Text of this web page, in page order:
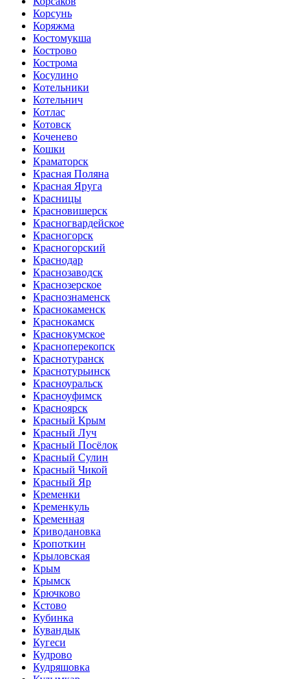
Корсунь
Коряжма
Костомукша
Кострово
Кострома
Косулино
Котельники
Котельнич
Котлас
Котовск
Коченево
Кошки
Краматорск
Красная Поляна
Красная Яруга
Красницы
Красновишерск
Красногвардейское
Красногорск
Красногорский
Краснодар
Краснозаводск
Краснозерское
Краснознаменск
Краснокаменск
Краснокамск
Краснокумское
Красноперекопск
Краснотуранск
Краснотурьинск
Красноуральск
Красноуфимск
Красноярск
Красный Крым
Красный Луч
Красный Посёлок
Красный Сулин
Красный Чикой
Красный Яр
Кременки
Кременкуль
Кременная
Криводановка
Кропоткин
Крыловская
Крым
Крымск
Крючково
Кстово
Кубинка
Кувандык
Кугеси
Кудрово
Кудряшовка